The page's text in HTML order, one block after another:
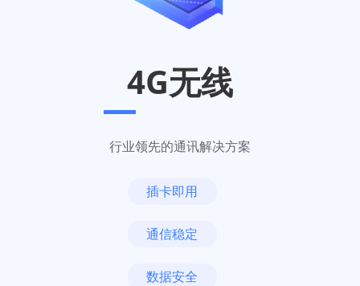
4G无线
行业领先的通讯解决方案
插卡即用
通信稳定
数据安全